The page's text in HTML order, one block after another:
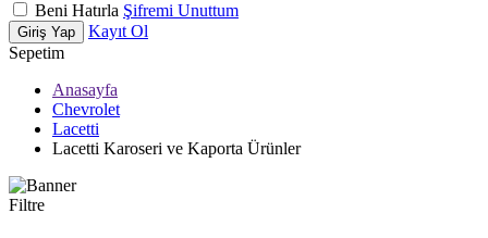
Beni Hatırla Şifremi Unuttum
Giriş Yap
Kayıt Ol
Sepetim
Anasayfa
Chevrolet
Lacetti
Lacetti Karoseri ve Kaporta Ürünler
Filtre